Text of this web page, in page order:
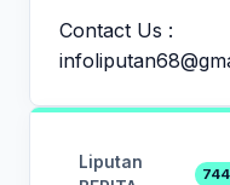
Contact Us :
Liputan